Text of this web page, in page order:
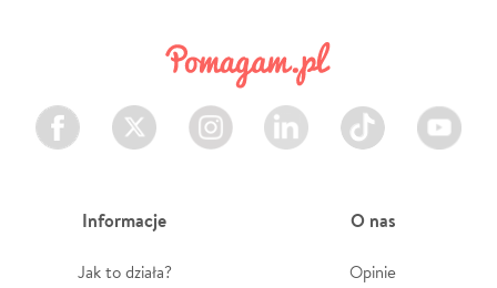
Facebook Twitter Instagram LinkedIn TikTok Youtube
Informacje
Jak to działa?
O nas
Opinie